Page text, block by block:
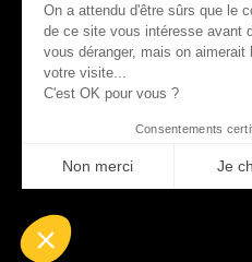
On a attendu d'être sûrs que le
de ce site vous intéresse avant
vous déranger, mais on
votre visite...
C'est OK pour vous ?
Consentements
Non merci Je
Notre plateforme vous
Charte de
personnelles
Le Groupe Albin
Les librairies du
Albin Michel